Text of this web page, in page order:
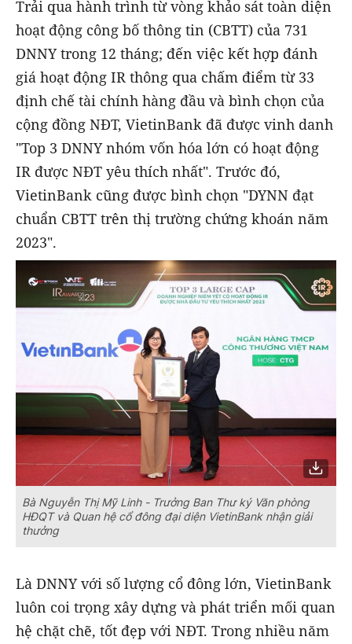
Trải qua hành trình từ vòng khảo sát toàn diện
hoạt động công bố thông tin (CBTT) của 731
DNNY trong 12 tháng; đến việc kết hợp đánh
giá hoạt động IR thông qua chấm điểm từ 33
định chế tài chính hàng đầu và bình chọn của
cộng đồng NĐT, VietinBank đã được vinh danh
"Top 3 DNNY nhóm vốn hóa lớn có hoạt động
IR được NĐT yêu thích nhất". Trước đó,
VietinBank cũng được bình chọn "DYNN đạt
chuẩn CBTT trên thị trường chứng khoán năm
2023".
Bà Nguyễn Thị Mỹ Linh - Trưởng Ban Thư ký Văn phòng
HĐQT và Quan hệ cổ đông đại diện VietinBank nhận giải
thưởng
Là DNNY với số lượng cổ đông lớn, VietinBank
luôn coi trọng xây dựng và phát triển mối quan
hệ chặt chẽ, tốt đẹp với NĐT. Trong nhiều năm